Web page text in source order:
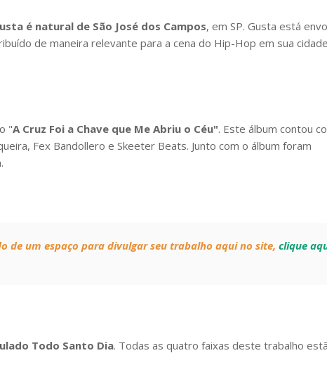
é natural de São José dos Campos, em SP. Gusta está
de maneira relevante para a cena do Hip-Hop em sua
"A Cruz Foi a Chave que Me Abriu o Céu". Este álbum contou
Fex Bandollero e Skeeter Beats. Junto com o álbum foram
de um espaço para divulgar seu trabalho aqui no site, clique
Todo Santo Dia. Todas as quatro faixas deste trabalho